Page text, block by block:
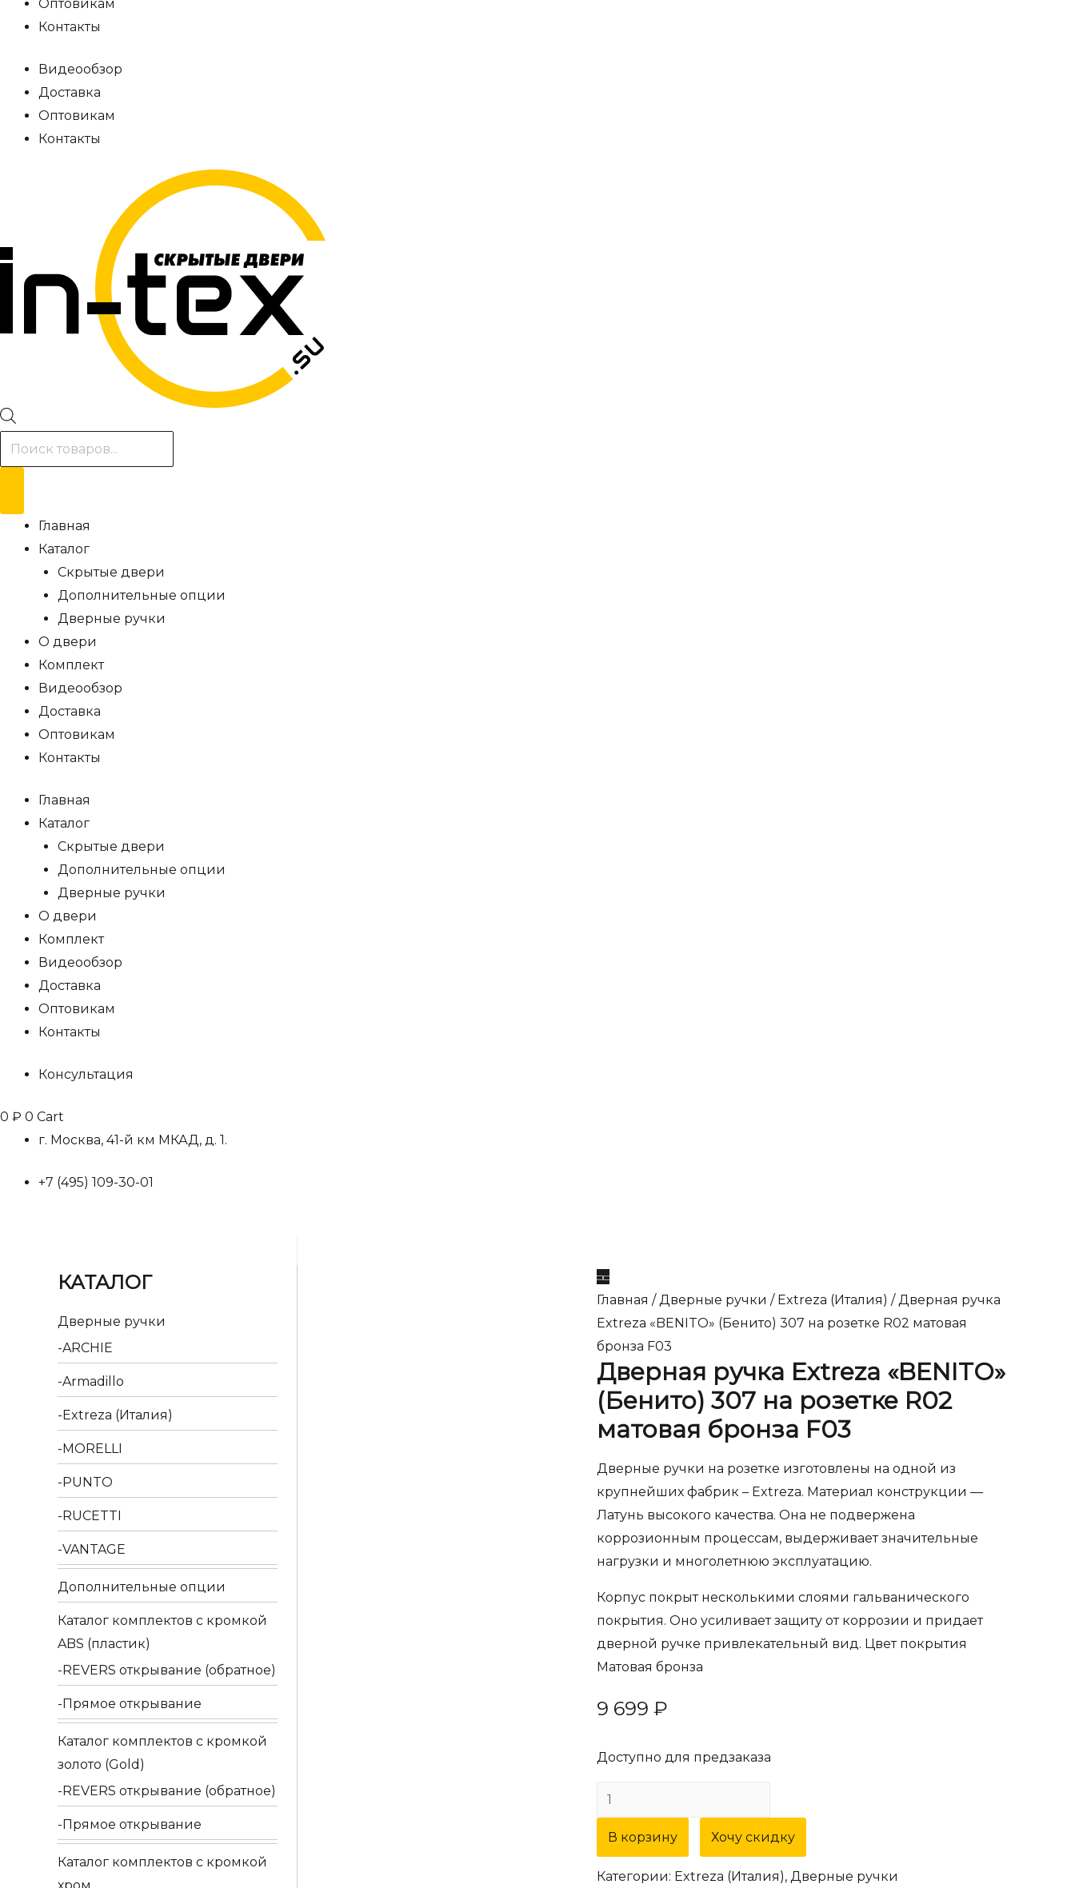
Оптовикам
Контакты
Видеообзор
Доставка
Оптовикам
Контакты
Поиск
товаров
Главная
Каталог
Скрытые двери
Дополнительные опции
Дверные ручки
О двери
Комплект
Видеообзор
Доставка
Оптовикам
Контакты
Главная
Каталог
Скрытые двери
Дополнительные опции
Дверные ручки
О двери
Комплект
Видеообзор
Доставка
Оптовикам
Контакты
Консультация
0 ₽ 0 Cart
г. Москва, 41-й км МКАД, д. 1.
+7 (495) 109-30-01
КАТАЛОГ
Дверные ручки
ARCHIE
Armadillo
Extreza (Италия)
MORELLI
PUNTO
RUCETTI
VANTAGE
Дополнительные опции
Каталог комплектов c кромкой
ABS (пластик)
REVERS открывание (обратное)
Прямое открывание
Каталог комплектов c кромкой
золото (Gold)
REVERS открывание (обратное)
Прямое открывание
Каталог комплектов c кромкой
Главная /Дверные ручки / Extreza (Италия) / Дверная ручка
Extreza «BENITO» (Бенито) 307 на розетке R02 матовая
бронза F03
Дверная ручка Extreza «BENITO»
(Бенито) 307 на розетке R02
матовая бронза F03
Дверные ручки на розетке изготовлены на одной из
крупнейших фабрик – Extreza. Материал конструкции —
Латунь высокого качества. Она не подвержена
коррозионным процессам, выдерживает значительные
нагрузки и многолетнюю эксплуатацию.
Корпус покрыт несколькими слоями гальванического
покрытия. Оно усиливает защиту от коррозии и придает
дверной ручке привлекательный вид. Цвет покрытия
Матовая бронза
9 699 ₽
Доступно для предзаказа
Количество
товара
Дверная
ручка
В корзину Хочу скидку
Категории: Extreza (Италия), Дверные ручки